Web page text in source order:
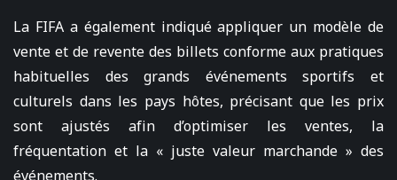
La FIFA a également indiqué appliquer un modèle de
vente et de revente des billets conforme aux pratiques
habituelles des grands événements sportifs et
culturels dans les pays hôtes, précisant que les prix
sont ajustés afin d’optimiser les ventes, la
fréquentation et la « juste valeur marchande » des